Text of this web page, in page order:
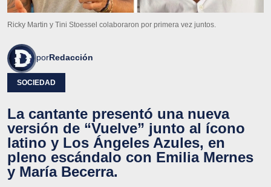
Ricky Martin y Tini Stoessel colaboraron por primera vez juntos.
porRedacción
SOCIEDAD
La cantante presentó una nueva
versión de “Vuelve” junto al ícono
latino y Los Ángeles Azules, en
pleno escándalo con Emilia Mernes
y María Becerra.